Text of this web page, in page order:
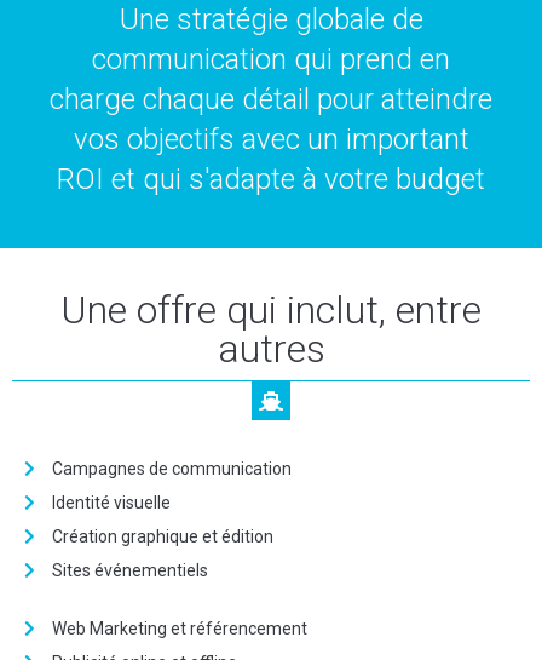
Une stratégie globale de
communication qui prend en
charge chaque détail pour atteindre
vos objectifs avec un important
ROI et qui s'adapte à votre budget
Une offre qui inclut, entre
autres
Campagnes de communication
Identité visuelle
Création graphique et édition
Sites événementiels
Web Marketing et référencement